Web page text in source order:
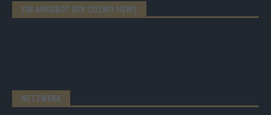
EIN ANGEBOT DER COZMO NEWS
NETZWERK